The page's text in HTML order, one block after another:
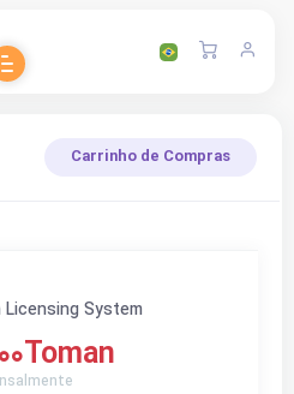
Carrinho de Compras
Licensing System